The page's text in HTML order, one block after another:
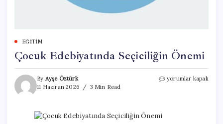
EĞITIM
Çocuk Edebiyatında Seçiciliğin Önemi
By Ayşe Öztürk
11 Haziran 2026
3 Min Read
Çocuk
yorumlar kapalı